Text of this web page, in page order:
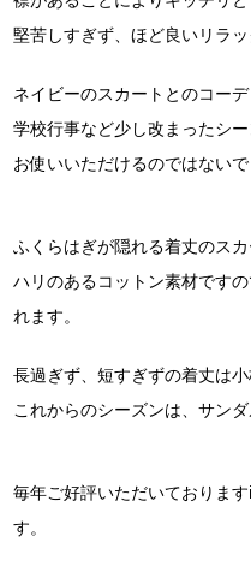
堅苦しすぎず、ほど良いリラ
ネイビーのスカートとのコー
学校行事など少し改まったシ
お使いいただけるのではないで
ふくらはぎが隠れる着丈のス
ハリのあるコットン素材です
れます。
長過ぎず、短すぎずの着丈は
これからのシーズンは、サン
毎年ご好評いただいておりま
す。